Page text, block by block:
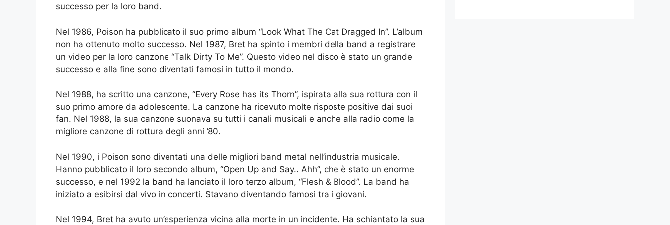
successo per la loro band.
Nel 1986, Poison ha pubblicato il suo primo album “Look What The Cat Dragged In”. L’album
non ha ottenuto molto successo. Nel 1987, Bret ha spinto i membri della band a registrare
un video per la loro canzone “Talk Dirty To Me”. Questo video nel disco è stato un grande
successo e alla fine sono diventati famosi in tutto il mondo.
Nel 1988, ha scritto una canzone, “Every Rose has its Thorn”, ispirata alla sua rottura con il
suo primo amore da adolescente. La canzone ha ricevuto molte risposte positive dai suoi
fan. Nel 1988, la sua canzone suonava su tutti i canali musicali e anche alla radio come la
migliore canzone di rottura degli anni ’80.
Nel 1990, i Poison sono diventati una delle migliori band metal nell’industria musicale.
Hanno pubblicato il loro secondo album, “Open Up and Say.. Ahh”, che è stato un enorme
successo, e nel 1992 la band ha lanciato il loro terzo album, “Flesh & Blood”. La band ha
iniziato a esibirsi dal vivo in concerti. Stavano diventando famosi tra i giovani.
Nel 1994, Bret ha avuto un’esperienza vicina alla morte in un incidente. Ha schiantato la sua